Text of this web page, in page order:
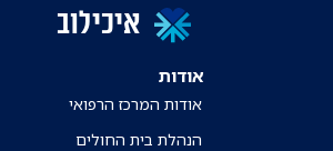
איכילוב
אודות
אודות המרכז הרפואי
הנהלת בית החולים